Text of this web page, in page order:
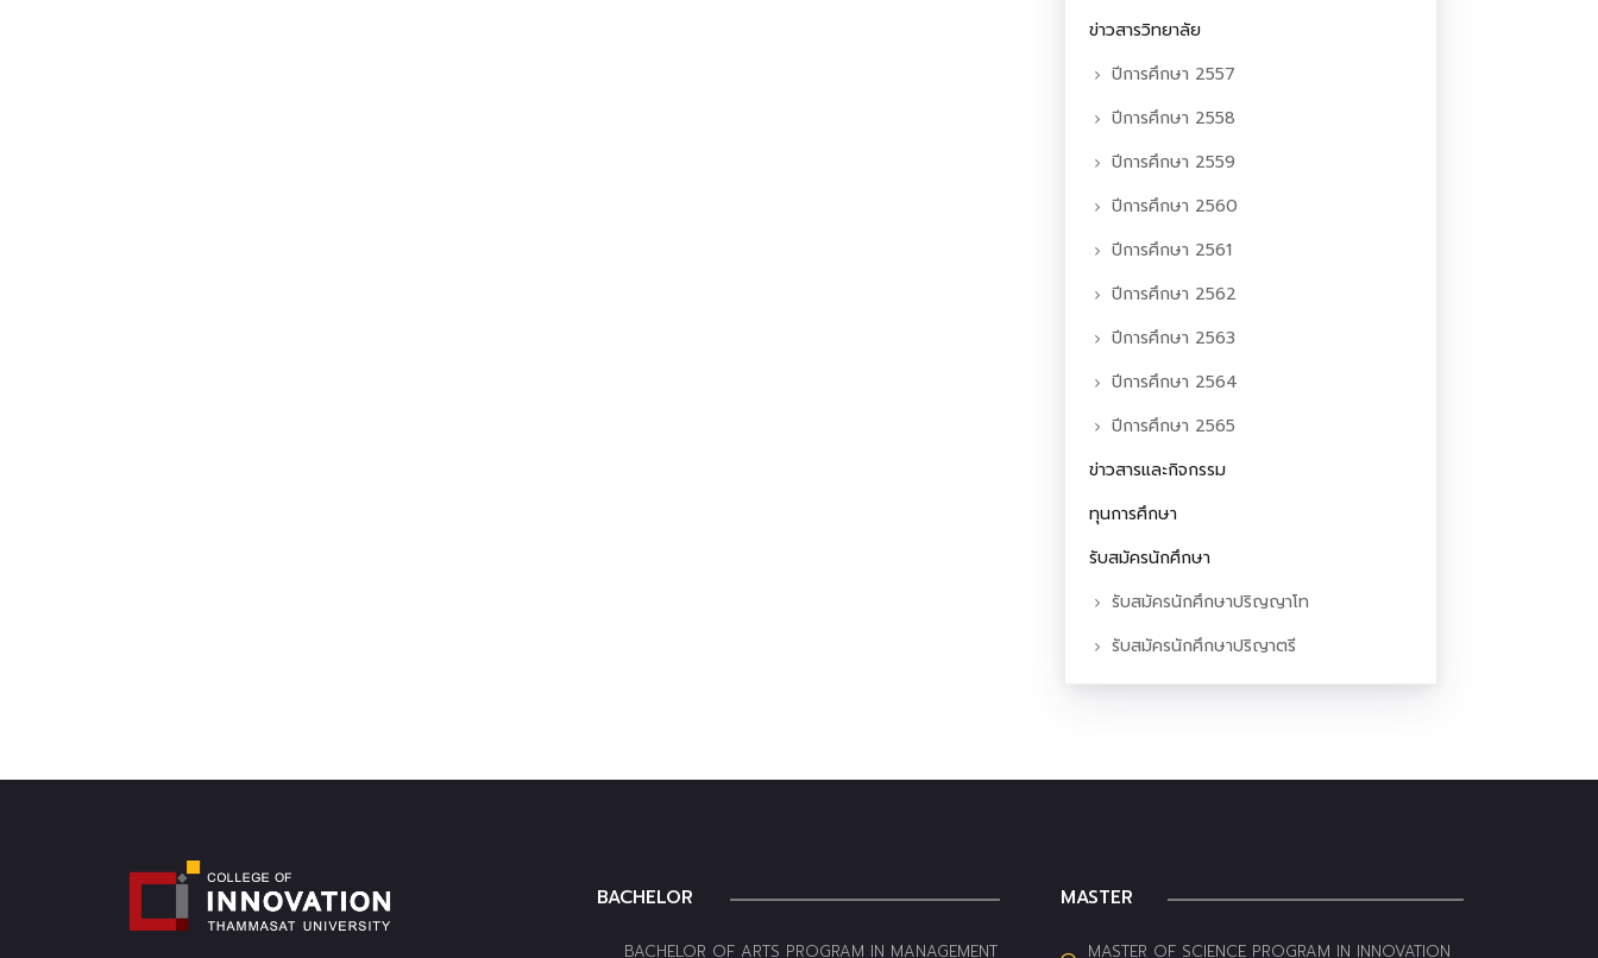
ข่าวสารวิทยาลัย
ปีการศึกษา 2557
ปีการศึกษา 2558
ปีการศึกษา 2559
ปีการศึกษา 2560
ปีการศึกษา 2561
ปีการศึกษา 2562
ปีการศึกษา 2563
ปีการศึกษา 2564
ปีการศึกษา 2565
ข่าวสารและกิจกรรม
ทุนการศึกษา
รับสมัครนักศึกษา
รับสมัครนักศึกษาปริญญาโท
รับสมัครนักศึกษาปริญาตรี
BACHELOR
BACHELOR OF ARTS PROGRAM IN MANAGEMENT
MASTER
MASTER OF SCIENCE PROGRAM IN INNOVATION